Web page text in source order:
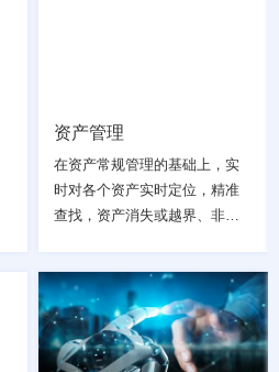
资产管理
在资产常规管理的基础上，实
时对各个资产实时定位，精准
查找，资产消失或越界、非法
警，进一步做到资产管理的信
息化、可视化、网络化、智能
化